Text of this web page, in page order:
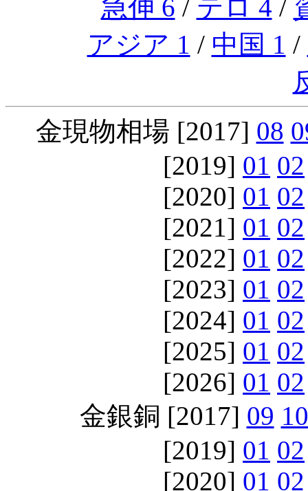
急伸 6 / テロ 4 /
アジア 1 / 中国 1 /
金現物相場 [2017] 08
[2019] 01 02
[2020] 01 02
[2021] 01 02
[2022] 01 02
[2023] 01 02
[2024] 01 02
[2025] 01 02
[2026] 01 02
金銀銅 [2017] 09 10
[2019] 01 02
[2020] 01 02